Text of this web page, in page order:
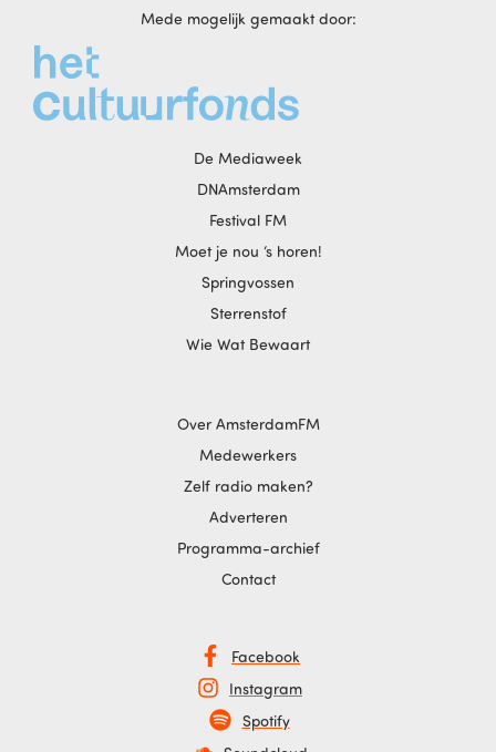
Mede mogelijk gemaakt door:
De Mediaweek
DNAmsterdam
Festival FM
Moet je nou ‘s horen!
Springvossen
Sterrenstof
Wie Wat Bewaart
Over AmsterdamFM
Medewerkers
Zelf radio maken?
Adverteren
Programma-archief
Contact
Facebook
Instagram
Spotify